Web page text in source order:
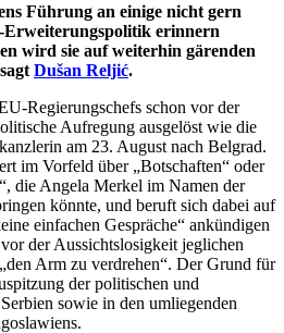
Führung an einige nicht gern
Erweiterungspolitik erinnern
wird sie auf weiterhin gärenden
Dušan Reljić.
Regierungschefs schon vor der
Aufregung ausgelöst wie die
am 23. August nach Belgrad.
im Vorfeld über „Botschaften“ oder
die Angela Merkel im Namen der
könnte, und beruft sich dabei auf
einfachen Gespräche“ ankündigen
der Aussichtslosigkeit jeglichen
Arm zu verdrehen“. Der Grund für
der politischen und
sowie in den umliegenden